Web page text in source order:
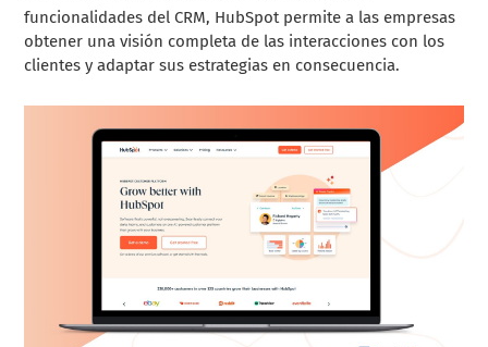
funcionalidades del CRM, HubSpot permite a las empresas
obtener una visión completa de las interacciones con los
clientes y adaptar sus estrategias en consecuencia.